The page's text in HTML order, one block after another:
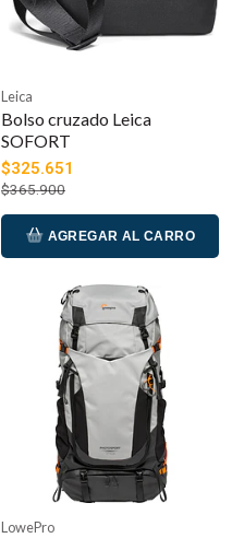
Leica
Bolso cruzado Leica
SOFORT
$325.651
$365.900
AGREGAR AL CARRO
LowePro